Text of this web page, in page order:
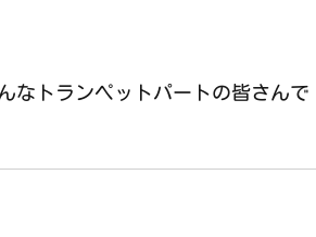
なトランペットパートの皆さんで